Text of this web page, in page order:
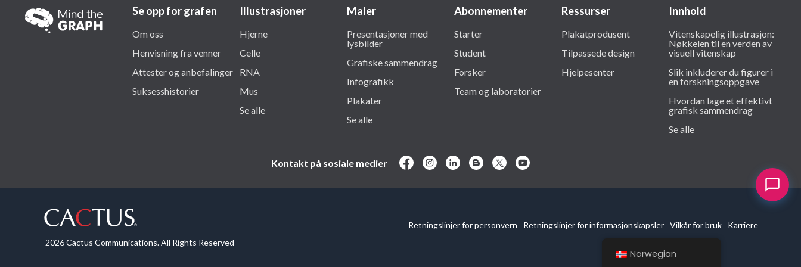
Se opp for grafen
Om oss
Henvisning fra venner
Attester og anbefalinger
Suksesshistorier
Illustrasjoner
Hjerne
Celle
RNA
Mus
Se alle
Maler
Presentasjoner med
lysbilder
Grafiske sammendrag
Infografikk
Plakater
Se alle
Abonnementer
Starter
Student
Forsker
Team og laboratorier
Ressurser
Plakatprodusent
Tilpassede design
Hjelpesenter
Innhold
Vitenskapelig illustrasjon:
Nøkkelen til en verden av
visuell vitenskap
Slik inkluderer du figurer i
en forskningsoppgave
Hvordan lage et effektivt
grafisk sammendrag
Se alle
Kontakt på sosiale medier
2026 Cactus Communications. All Rights Reserved
Retningslinjer for personvern Retningslinjer for informasjonskapsler Vilkår for bruk Karriere
Norwegian